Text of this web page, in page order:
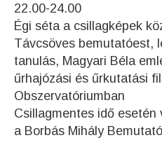
22.00-24.00
Égi séta a csillagképek
Távcsöves bemutatóest,
tanulás, Magyari Béla
űrhajózási és űrkutatási
Obszervatóriumban
Csillagmentes idő
a Borbás Mihály